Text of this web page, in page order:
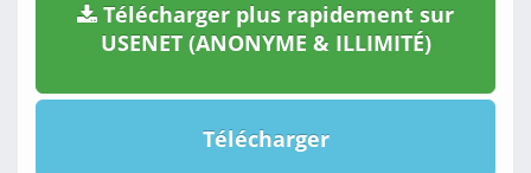
Télécharger plus rapidement sur
USENET (ANONYME & ILLIMITÉ)
Télécharger